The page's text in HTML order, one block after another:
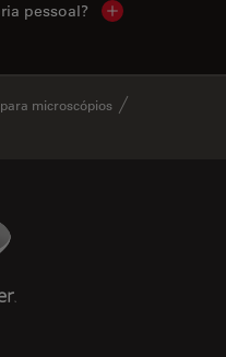
pessoal? Show local
microscópios
Logo